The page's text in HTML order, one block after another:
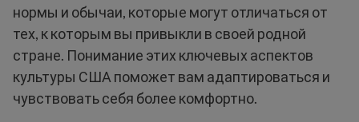
нормы и обычаи, которые могут отличаться от
тех, к которым вы привыкли в своей родной
стране. Понимание этих ключевых аспектов
культуры США поможет вам адаптироваться и
чувствовать себя более комфортно.